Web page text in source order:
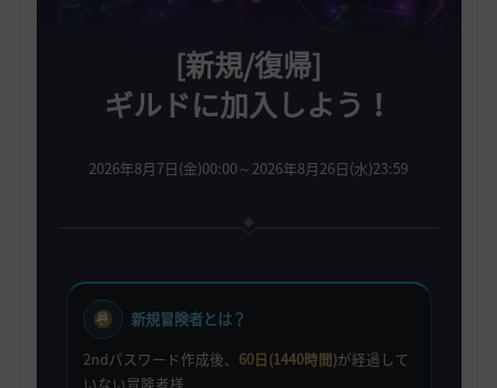
[新規/復帰]
ギルドに加入しよう！
2026年8月7日(金)00:00～2026年8月26日(水)23:59
新規冒険者とは？
2ndパスワード作成後、 60日(1440時間)が経過して
いない冒険者様